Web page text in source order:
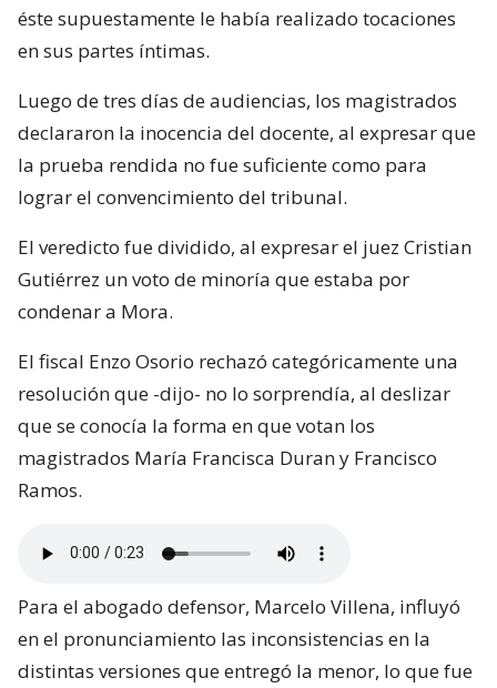
éste supuestamente le había realizado tocaciones
en sus partes íntimas.
Luego de tres días de audiencias, los magistrados
declararon la inocencia del docente, al expresar que
la prueba rendida no fue suficiente como para
lograr el convencimiento del tribunal.
El veredicto fue dividido, al expresar el juez Cristian
Gutiérrez un voto de minoría que estaba por
condenar a Mora.
El fiscal Enzo Osorio rechazó categóricamente una
resolución que -dijo- no lo sorprendía, al deslizar
que se conocía la forma en que votan los
magistrados María Francisca Duran y Francisco
Ramos.
Para el abogado defensor, Marcelo Villena, influyó
en el pronunciamiento las inconsistencias en la
distintas versiones que entregó la menor, lo que fue